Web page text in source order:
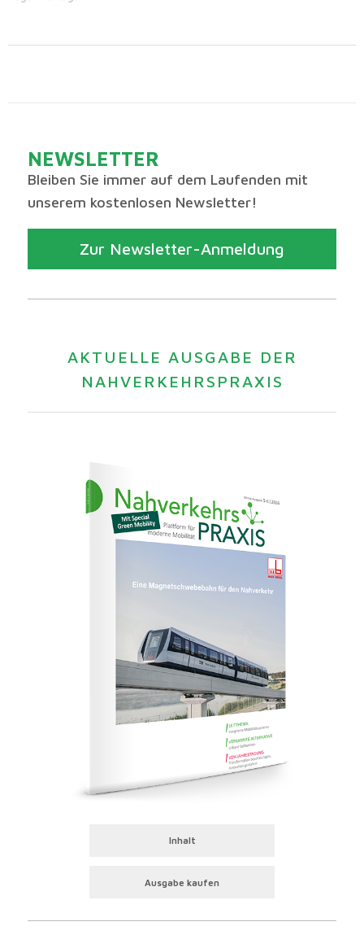
NEWSLETTER
Bleiben Sie immer auf dem Laufenden mit
unserem kostenlosen Newsletter!
Zur Newsletter-Anmeldung
AKTUELLE AUSGABE DER
NAHVERKEHRSPRAXIS
Inhalt
Ausgabe kaufen